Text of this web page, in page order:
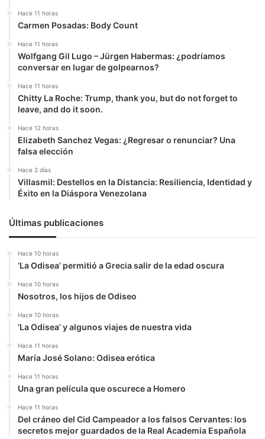
Hace 11 horas
Carmen Posadas: Body Count
Hace 11 horas
Wolfgang Gil Lugo – Jürgen Habermas: ¿podríamos
conversar en lugar de golpearnos?
Hace 11 horas
Chitty La Roche: Trump, thank you, but do not forget to
leave, and do it soon.
Hace 12 horas
Elizabeth Sanchez Vegas: ¿Regresar o renunciar? Una
falsa elección
Hace 2 días
Villasmil: Destellos en la Distancia: Resiliencia, Identidad y
Éxito en la Diáspora Venezolana
Últimas publicaciones
Hace 10 horas
‘La Odisea’ permitió a Grecia salir de la edad oscura
Hace 10 horas
Nosotros, los hijos de Odiseo
Hace 10 horas
‘La Odisea’ y algunos viajes de nuestra vida
Hace 11 horas
María José Solano: Odisea erótica
Hace 11 horas
Una gran película que oscurece a Homero
Hace 11 horas
Del cráneo del Cid Campeador a los falsos Cervantes: los
secretos mejor guardados de la Real Academia Española